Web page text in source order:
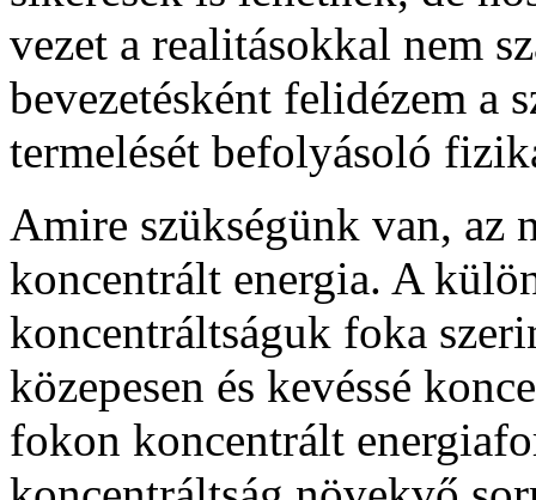
vezet a realitásokkal nem
bevezetésként felidézem a
termelését befolyásoló
Amire szükségünk van, az
koncentrált energia. A
koncentráltságuk foka
közepesen és kevéssé
fokon koncentrált